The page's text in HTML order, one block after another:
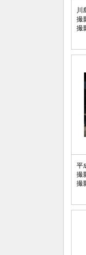
川
撮
撮
平
撮
撮